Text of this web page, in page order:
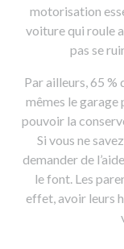
motorisation
voiture qui roule
pas se
Par ailleurs, 65 %
mêmes le
pouvoir la
Si vous ne
demander de
le font. Les
effet, avoir leurs